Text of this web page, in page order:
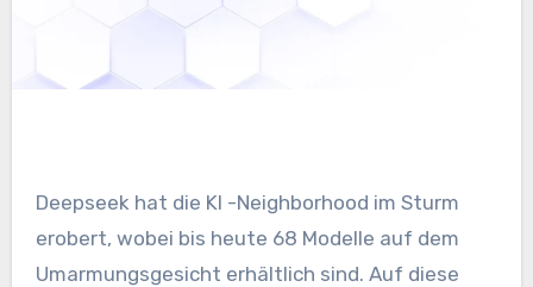
Deepseek hat die KI -Neighborhood im Sturm
erobert, wobei bis heute 68 Modelle auf dem
Umarmungsgesicht erhältlich sind. Auf diese